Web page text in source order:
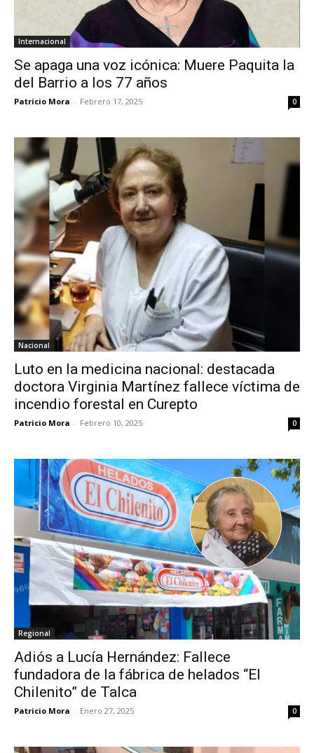
Internacional
Se apaga una voz icónica: Muere Paquita la
del Barrio a los 77 años
Patricio Mora - Febrero 17, 2025 0
Nacional
Luto en la medicina nacional: destacada
doctora Virginia Martínez fallece víctima de
incendio forestal en Curepto
Patricio Mora - Febrero 10, 2025 0
Regional
Adiós a Lucía Hernández: Fallece
fundadora de la fábrica de helados “El
Chilenito” de Talca
Patricio Mora - Enero 27, 2025 0